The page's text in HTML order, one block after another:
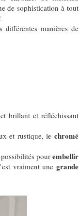
de sophistication à tout
différentes manières de
brillant et réfléchissant
et rustique, le chromé
pour embellir
vraiment unegrande